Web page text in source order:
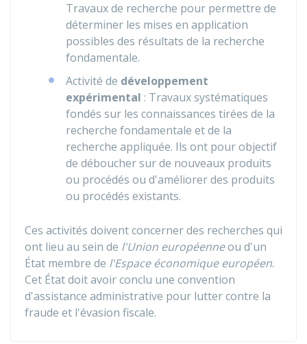
Travaux de recherche pour permettre de
déterminer les mises en application
possibles des résultats de la recherche
fondamentale.
Activité de développement
expérimental : Travaux systématiques
fondés sur les connaissances tirées de la
recherche fondamentale et de la
recherche appliquée. Ils ont pour objectif
de déboucher sur de nouveaux produits
ou procédés ou d'améliorer des produits
ou procédés existants.
Ces activités doivent concerner des recherches qui
ont lieu au sein de l'Union européenneou d'un
État membre de l'Espace économique européen.
Cet État doit avoir conclu une convention
d'assistance administrative pour lutter contre la
fraude et l'évasion fiscale.